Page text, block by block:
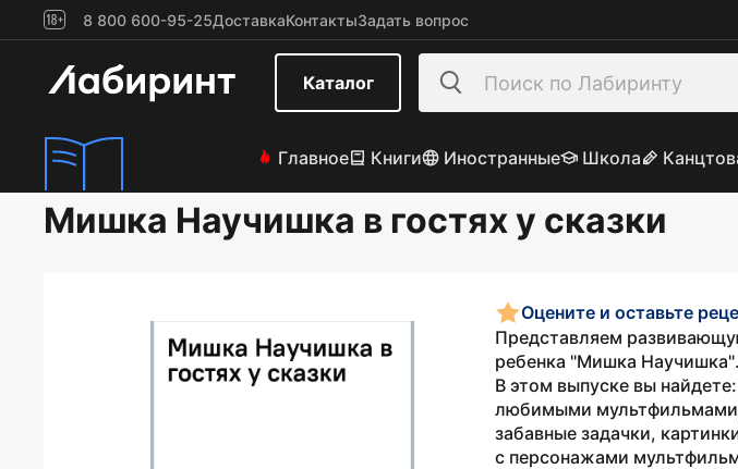
8 800 600-95-25ДоставкаКонтактыЗадать вопрос
Каталог
Главное Книги Иностранные Школа
Мишка Научишка в гостях у сказки
Оцените и оставьте
Представляем
ребенка "Мишка Научишка".
В этом выпуске вы
любимыми
забавные задачки,
с персонажами